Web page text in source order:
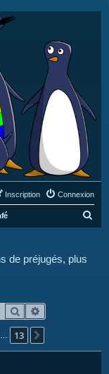
Connexion
Inscription
e
de préjugés, plus
Rechercher
13